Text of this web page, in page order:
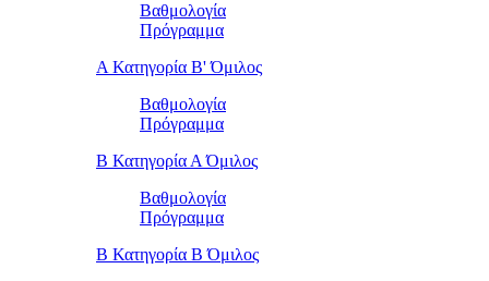
Βαθμολογία
Πρόγραμμα
Α Κατηγορία Β' Όμιλος
Βαθμολογία
Πρόγραμμα
Β Κατηγορία Α Όμιλος
Βαθμολογία
Πρόγραμμα
Β Κατηγορία Β Όμιλος